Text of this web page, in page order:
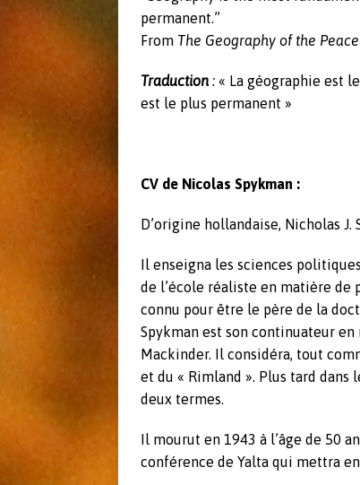
b
o
o
k
t
t
e
r
r
t
a
g
permanent.”
From The Geography of the Peace
Traduction: « La géographie est
est le plus permanent »
CV de Nicolas Spykman :
D’origine hollandaise, Nicholas J.
Il enseigna les sciences
de l’école réaliste en matière de
connu pour être le père de la
Spykman est son continuateur
Mackinder. Il considéra, tout
et du « Rimland ». Plus tard dans
deux termes.
Il mourut en 1943 à l’âge de 50
conférence de Yalta qui mettra